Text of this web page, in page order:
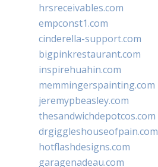
hrsreceivables.com
empconst1.com
cinderella-support.com
bigpinkrestaurant.com
inspirehuahin.com
memmingerspainting.com
jeremypbeasley.com
thesandwichdepotcos.com
drgiggleshouseofpain.com
hotflashdesigns.com
garagenadeau.com